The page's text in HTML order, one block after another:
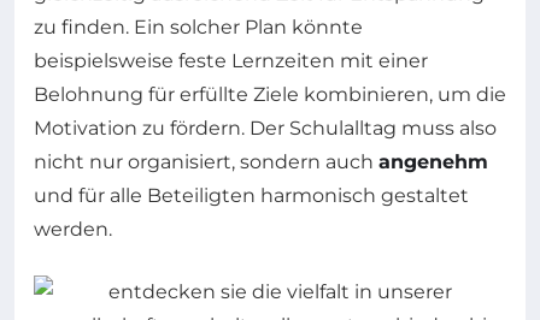
zu finden. Ein solcher Plan könnte
beispielsweise feste Lernzeiten mit einer
Belohnung für erfüllte Ziele kombinieren, um die
Motivation zu fördern. Der Schulalltag muss also
nicht nur organisiert, sondern auch angenehm
und für alle Beteiligten harmonisch gestaltet
werden.